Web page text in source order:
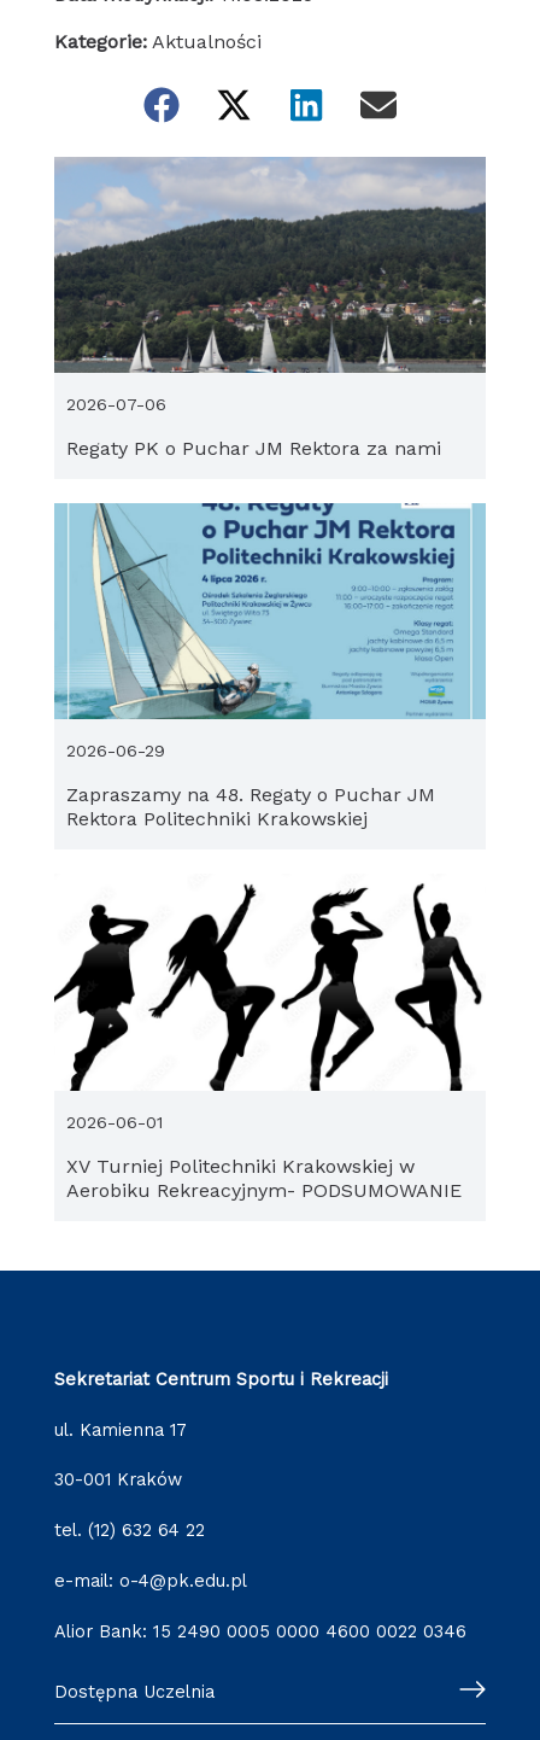
Kategorie: Aktualności
Regaty PK o Puchar JM Rektora za nami
2026-07-06
Zapraszamy na 48. Regaty o Puchar JM
Rektora Politechniki Krakowskiej
2026-06-29
XV Turniej Politechniki Krakowskiej w
Aerobiku Rekreacyjnym- PODSUMOWANIE
2026-06-01
Sekretariat Centrum Sportu i Rekreacji
ul. Kamienna 17
30-001 Kraków
tel. (12) 632 64 22
e-mail: o-4@pk.edu.pl
Alior Bank: 15 2490 0005 0000 4600 0022 0346
Dostępna Uczelnia